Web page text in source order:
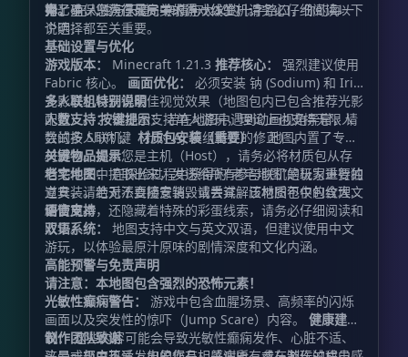
亮七星，只为在死局中求得一线生机。
择：在人性与天道、亲情与大义的十字路口，你的每一
个选择都至关重要。
中。
为了确保您获得最完美的游戏体验，请务必仔细阅读以下
说明：
基础设置与优化
游戏版本：
Minecraft 1.21.3 推荐核心：
强烈建议使用
Fabric 核心。 画面优化：
必须安装 钠 (Sodium) 和 Iris
光影模组以获得最佳视觉效果（地图包内已包含推荐光影
配置）。按键提示：若在地图中遇到动画视角异常，请
尝试按 Shift 键（针对 AJ 模组特性的修正）。
多人联机特别说明
人数支持：本地图支持单人游玩，理论上也支持无限人
数的多人联机。 材质包安装（重要）：地图内置了专用
材质包。如果您是主机（Host），请务必将材质包从存
档文件夹中提取出来，发送给所有参与联机的玩家进行独
立安装。若无法直接安装，请尝试解压材质包中的纹理文
件使用。
关键物品提示
老宅地图：在探险过程中获得的“老宅地图”是极为重要的
道具，请绝对不要随意销毁或丢弃。该地图不仅包含大量
剧情文本，还隐藏着特殊的彩蛋线索，请务必仔细阅读和
收集。
语言支持
双语系统：
地图支持中文与英文双语，但建议使用中文
游玩，以体验最原汁原味的剧情深度和文化内涵。
高能预警与免责声明
请注意：本地图包含强烈的恐怖元素！
光敏性癫痫警告：
游戏中包含血腥场景、高频率的闪烁
画面以及突发性的惊吓（Jump Scare）内容。 健康建
议：这些内容可能会导致光敏性癫痫发作、心脏不适、
制作团队致谢